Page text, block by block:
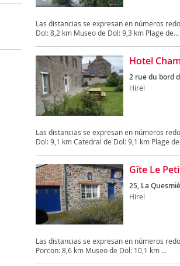
Las distancias se expresan en números
Dol: 8,2 km Museo de Dol: 9,3 km Plage de...
Hotel
2 rue du bord
Hirel
Las distancias se expresan en números
Dol: 9,1 km Catedral de Dol: 9,1 km Plage
Gîte Le
25, La
Hirel
Las distancias se expresan en números
Porcon: 8,6 km Museo de Dol: 10,1 km ...